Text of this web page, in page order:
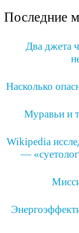
Последние
Два джета
Насколько
Муравьи и
Wikipedia
—